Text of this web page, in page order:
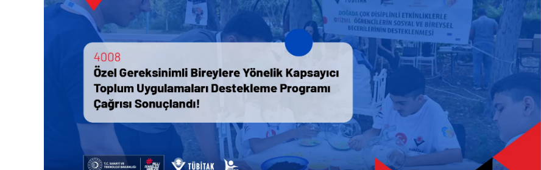
Sayılarla TÜBİTAK
Hizmet Envanterleri
Kurumsal Kimlik
BTY Kılavuzları
BTYK (Mülga)
Arşiv
Yapay Zekâ Politikası
Üretken Yapay Zekâ Rehberi
Çok Taraflı Programlar
AB Çerçeve Programları
Bursa Test ve Analiz Laboratuvarı
(BUTAL)
Ulusal Akademik Ağ ve Bilgi Merkezi
(ULAKBİM)
Fotoğraf Arşivi
KVKK Aydınlatma metni